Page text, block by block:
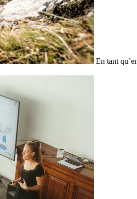
En tant